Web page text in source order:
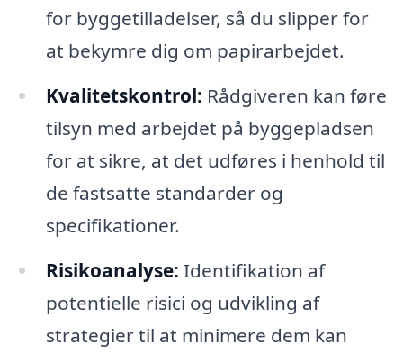
for byggetilladelser, så du slipper for
at bekymre dig om papirarbejdet.
Kvalitetskontrol: Rådgiveren kan føre
tilsyn med arbejdet på byggepladsen
for at sikre, at det udføres i henhold til
de fastsatte standarder og
specifikationer.
Risikoanalyse: Identifikation af
potentielle risici og udvikling af
strategier til at minimere dem kan